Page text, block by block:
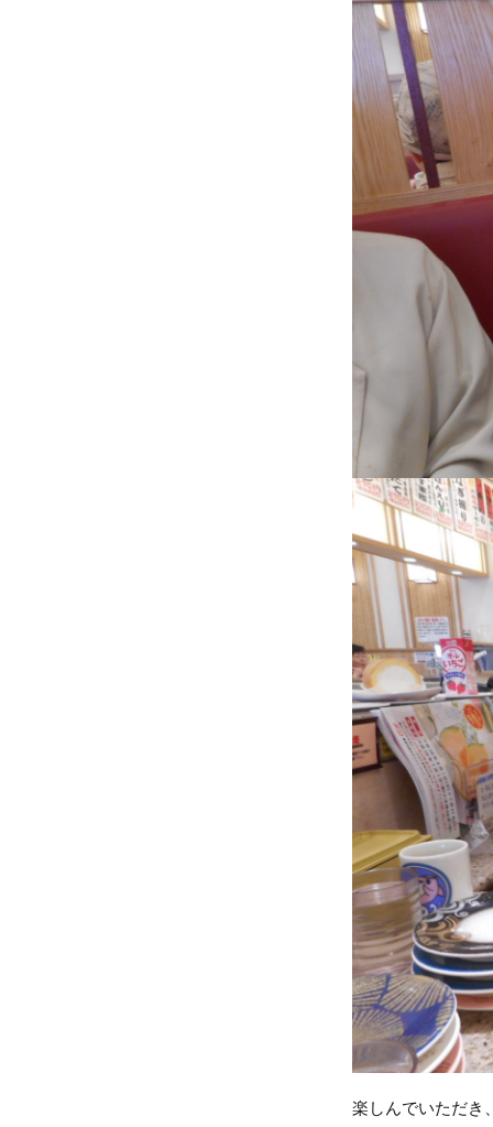
楽しんでいただき